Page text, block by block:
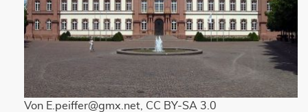
Von E.peiffer@gmx.net, CC BY-SA 3.0